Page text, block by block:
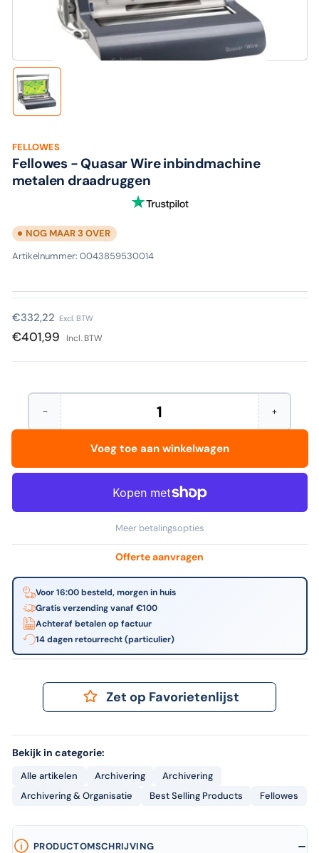
media
1
in
modaal
Laad
afbeelding
galerijweergave
FELLOWES
Fellowes - Quasar Wire inbindmachine
metalen draadruggen
NOG MAAR 3 OVER
Artikelnummer: 0043859530014
Normale
prijs
€332,22 Excl. BTW
€401,99 Incl. BTW
−Aantal
verminderen
Quasar
Hoeveelheid +Verhoog
het
Fellowes
-
Voeg toe aan winkelwagen
Meer betalingsopties
Offerte aanvragen
Voor 16:00 besteld, morgen in huis
Gratis verzending vanaf €100
Achteraf betalen op factuur
14 dagen retourrecht (particulier)
Zet op Favorietenlijst
Bekijk in categorie:
Alle artikelen Archivering
Archivering
Archivering & Organisatie
Best Selling Products Fellowes
PRODUCTOMSCHRIJVING